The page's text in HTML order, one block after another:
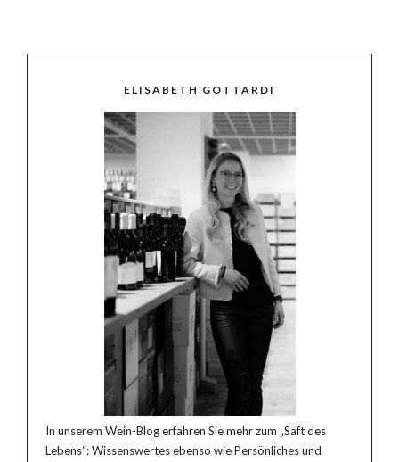
ELISABETH GOTTARDI
In unserem Wein-Blog erfahren Sie mehr zum „Saft des
Lebens“: Wissenswertes ebenso wie Persönliches und